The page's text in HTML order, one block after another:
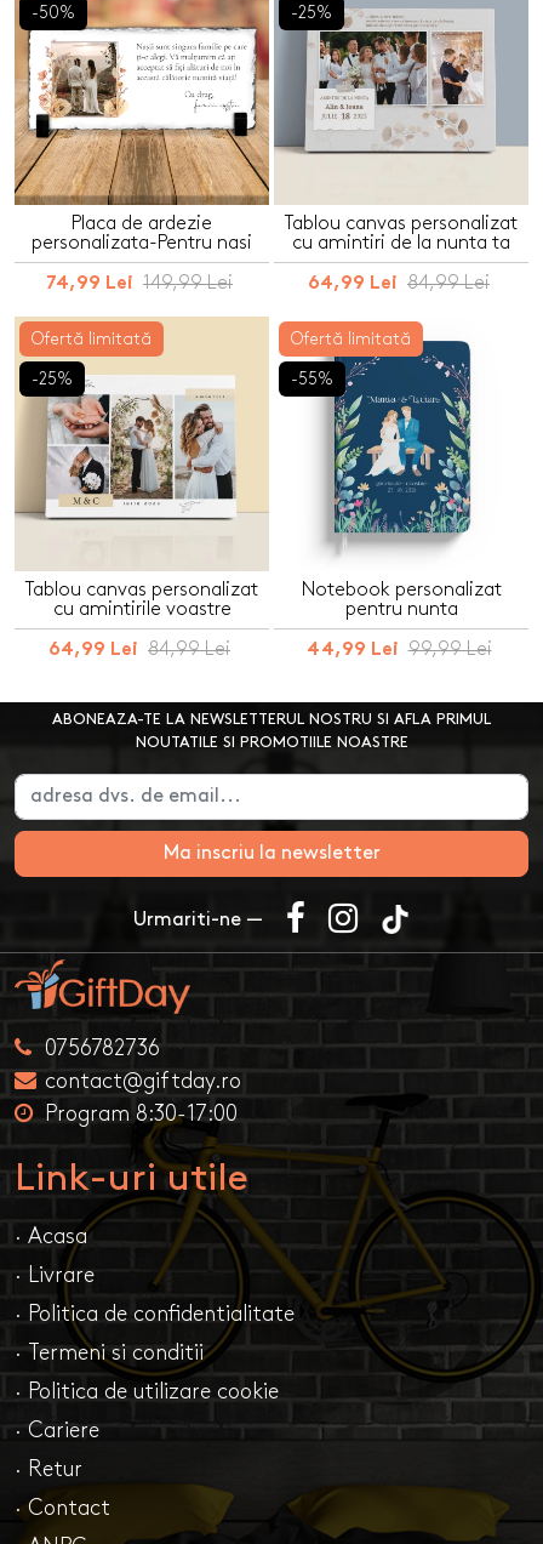
-50%
Placa de ardezie
personalizata-Pentru nasi
74,99 Lei 149,99 Lei
-25%
Tablou canvas personalizat
cu amintiri de la nunta ta
64,99 Lei 84,99 Lei
Ofertă limitată
-25%
Tablou canvas personalizat
cu amintirile voastre
64,99 Lei 84,99 Lei
Ofertă limitată
-55%
Notebook personalizat
pentru nunta
44,99 Lei 99,99 Lei
ABONEAZA-TE LA NEWSLETTERUL NOSTRU SI AFLA PRIMUL
NOUTATILE SI PROMOTIILE NOASTRE
Ma inscriu la newsletter
Urmariti-ne —
0756782736
contact@giftday.ro
Program 8:30-17:00
Link-uri utile
· Acasa
· Livrare
· Politica de confidentialitate
· Termeni si conditii
· Politica de utilizare cookie
· Cariere
· Retur
· Contact